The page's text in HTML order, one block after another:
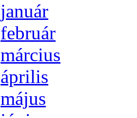
ja­nu­ár
feb­ru­ár
már­ci­us
áp­ri­lis
má­jus